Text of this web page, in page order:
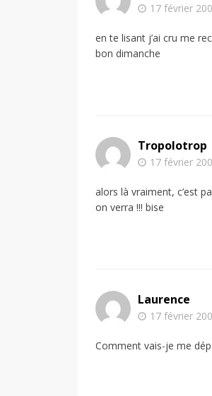
17 février
en te lisant j’ai cru me
bon dimanche
Tropolotrop
17 février
alors là vraiment, c’est
on verra !!! bise
Laurence
17 février
Comment vais-je me